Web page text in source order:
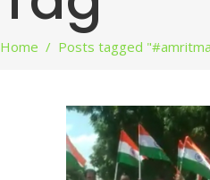
Home / Posts tagged